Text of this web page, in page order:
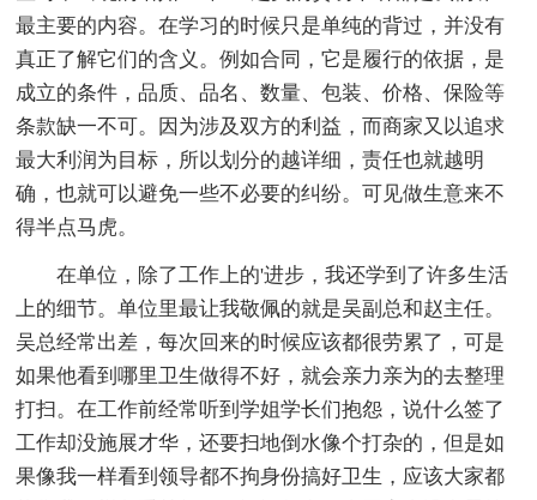
最主要的内容。在学习的时候只是单纯的背过，并没有
真正了解它们的含义。例如合同，它是履行的依据，是
成立的条件，品质、品名、数量、包装、价格、保险等
条款缺一不可。因为涉及双方的利益，而商家又以追求
最大利润为目标，所以划分的越详细，责任也就越明
确，也就可以避免一些不必要的纠纷。可见做生意来不
得半点马虎。
在单位，除了工作上的'进步，我还学到了许多生活
上的细节。单位里最让我敬佩的就是吴副总和赵主任。
吴总经常出差，每次回来的时候应该都很劳累了，可是
如果他看到哪里卫生做得不好，就会亲力亲为的去整理
打扫。在工作前经常听到学姐学长们抱怨，说什么签了
工作却没施展才华，还要扫地倒水像个打杂的，但是如
果像我一样看到领导都不拘身份搞好卫生，应该大家都